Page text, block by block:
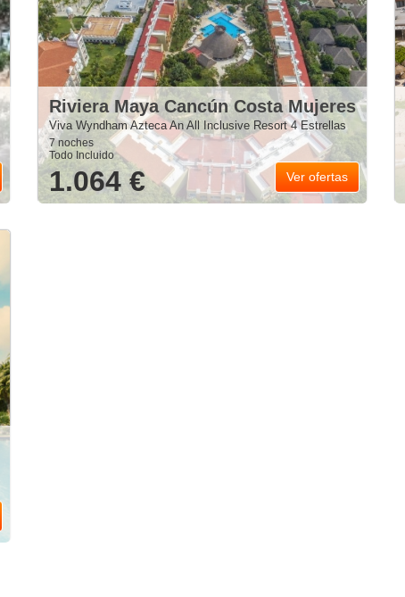
Riviera Maya Cancún Costa Mujeres
Viva Wyndham Azteca An All Inclusive Resort 4 Estrellas
7 noches
Todo Incluido
1.064 € Ver ofertas